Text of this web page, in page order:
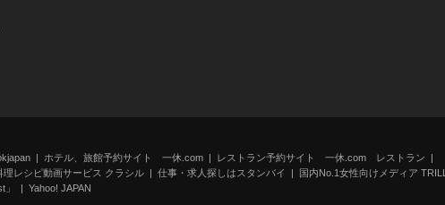
ホテル、旅館予約サイト 一休.com
レストラン予約サイト 一休.com レストラン
理レシピ動画サービス クラシル 仕事・求人探しはスタンバイ
国内No.1女性向けメディア TRILL
Yahoo! JAPAN